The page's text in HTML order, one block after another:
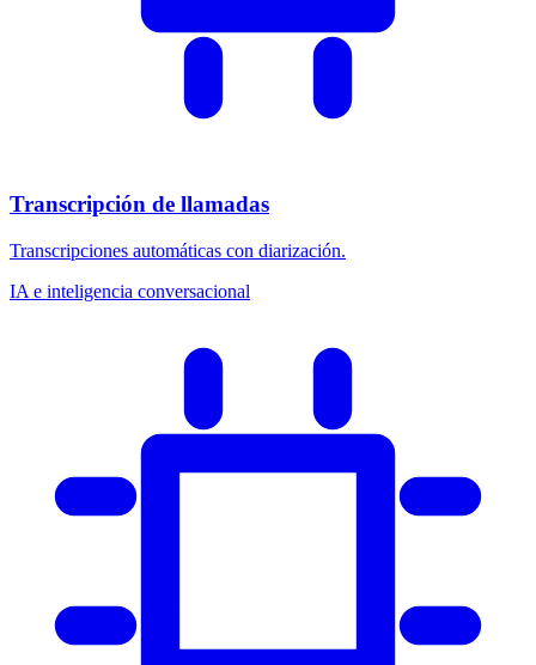
Transcripción de llamadas
Transcripciones automáticas con diarización.
IA e inteligencia conversacional